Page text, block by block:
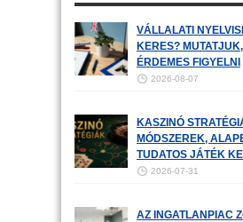
VÁLLALATI
KERES?
ÉRDEMES FIGYELNI
2026-08-07
KASZINÓ
MÓDSZEREK,
TUDATOS JÁTÉK
2026-07-31
AZ INGATLANPIAC